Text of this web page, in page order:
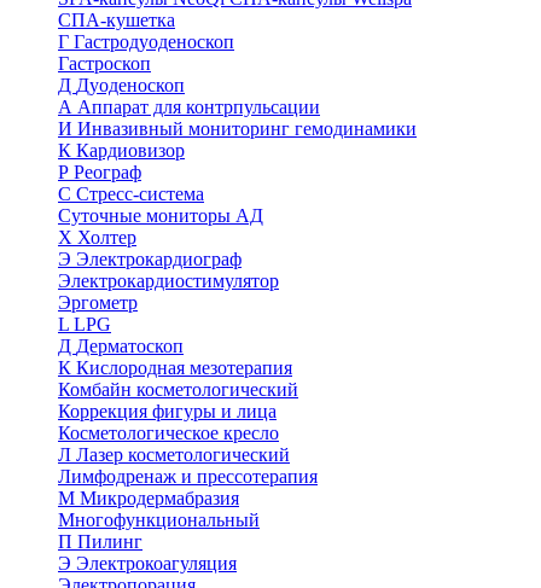
СПА-кушетка
Г Гастродуоденоскоп
Гастроскоп
Д Дуоденоскоп
А Аппарат для контрпульсации
И Инвазивный мониторинг гемодинамики
К Кардиовизор
Р Реограф
С Стресс-система
Суточные мониторы АД
Х Холтер
Э Электрокардиограф
Электрокардиостимулятор
Эргометр
L LPG
Д Дерматоскоп
К Кислородная мезотерапия
Комбайн косметологический
Коррекция фигуры и лица
Косметологическое кресло
Л Лазер косметологический
Лимфодренаж и прессотерапия
М Микродермабразия
Многофункциональный
П Пилинг
Э Электрокоагуляция